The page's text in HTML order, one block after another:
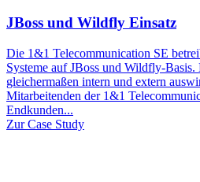
JBoss und Wildfly Einsatz
Die 1&1 Telecommunication SE
Systeme auf JBoss und Wildfly-
gleichermaßen intern und extern
Mitarbeitenden der 1&1
Endkunden...
Zur Case Study